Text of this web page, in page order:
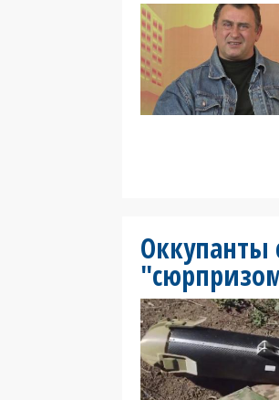
Оккупанты